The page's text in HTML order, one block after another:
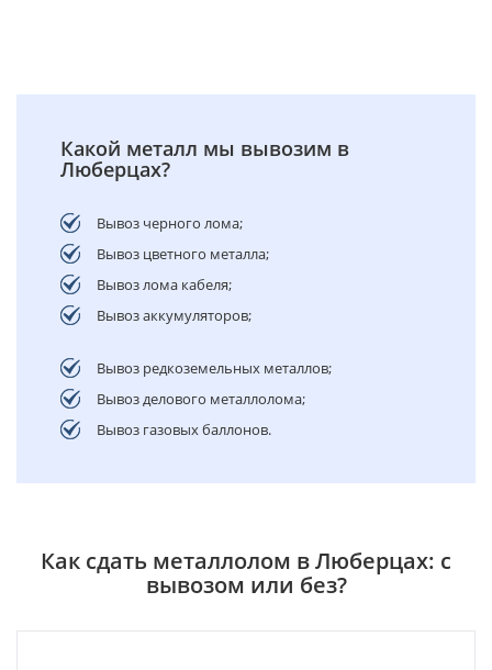
Какой металл мы вывозим в
Люберцах?
Вывоз черного лома;
Вывоз цветного металла;
Вывоз лома кабеля;
Вывоз аккумуляторов;
Вывоз редкоземельных металлов;
Вывоз делового металлолома;
Вывоз газовых баллонов.
Как сдать металлолом в Люберцах: с
вывозом или без?